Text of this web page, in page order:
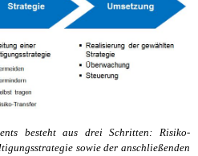
besteht aus drei Schritten: Risiko-
sowie der anschließenden